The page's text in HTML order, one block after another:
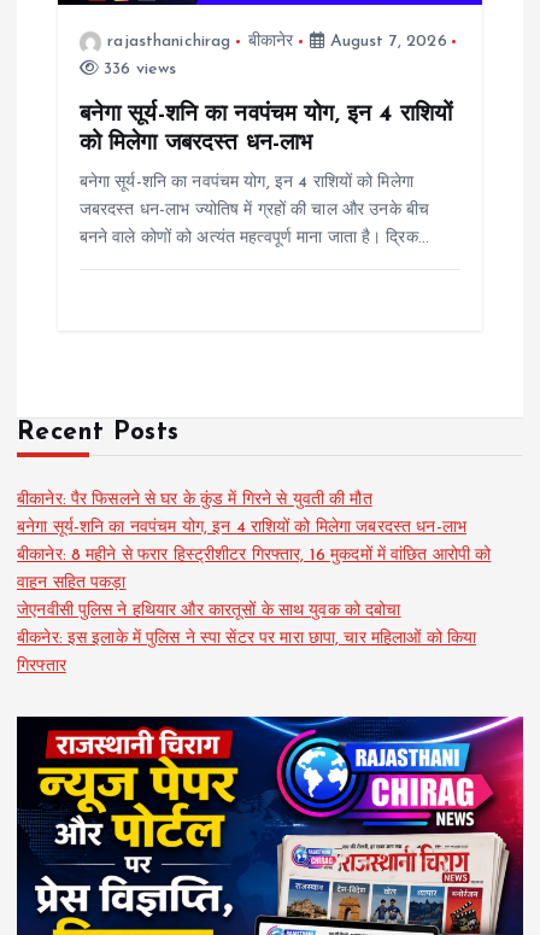
rajasthanichirag बीकानेर
August 7, 2026
336 views
बनेगा सूर्य-शनि का नवपंचम योग, इन 4 राशियों
को मिलेगा जबरदस्त धन-लाभ
बनेगा सूर्य-शनि का नवपंचम योग, इन 4 राशियों को मिलेगा
जबरदस्त धन-लाभ ज्योतिष में ग्रहों की चाल और उनके बीच
बनने वाले कोणों को अत्यंत महत्वपूर्ण माना जाता है। द्रिक…
Recent Posts
बीकानेर: पैर फिसलने से घर के कुंड में गिरने से युवती की मौत
बनेगा सूर्य-शनि का नवपंचम योग, इन 4 राशियों को मिलेगा जबरदस्त धन-लाभ
बीकानेर: 8 महीने से फरार हिस्ट्रीशीटर गिरफ्तार, 16 मुकदमों में वांछित आरोपी को
वाहन सहित पकड़ा
जेएनवीसी पुलिस ने हथियार और कारतूसों के साथ युवक को दबोचा
बीकनेर: इस इलाके में पुलिस ने स्पा सेंटर पर मारा छापा, चार महिलाओं को किया
गिरफ्तार